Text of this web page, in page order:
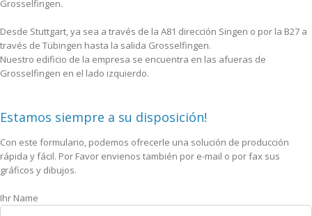
Grosselfingen.
Desde Stuttgart, ya sea a través de la A81 dirección Singen o por la B27 a
través de Tübingen hasta la salida Grosselfingen.
Nuestro edificio de la empresa se encuentra en las afueras de
Grosselfingen en el lado izquierdo.
Estamos siempre a su disposición!
Con este formulario, podemos ofrecerle una solución de producción
rápida y fácil. Por Favor envienos también por e-mail o por fax sus
gráficos y dibujos.
Ihr Name